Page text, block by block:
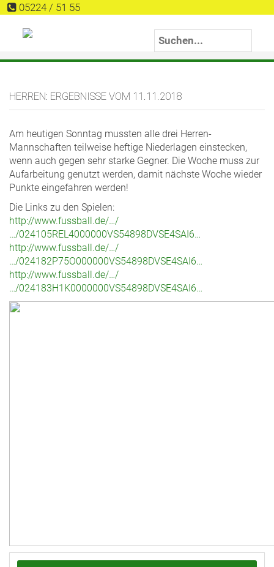
05224 / 51 55
HERREN: ERGEBNISSE VOM 11.11.2018
Am heutigen Sonntag mussten alle drei Herren-
Mannschaften teilweise heftige Niederlagen einstecken,
wenn auch gegen sehr starke Gegner. Die Woche muss zur
Aufarbeitung genutzt werden, damit nächste Woche wieder
Punkte eingefahren werden!
Die Links zu den Spielen:
http://www.fussball.de/…/
…/024105REL4000000VS54898DVSE4SAI6…
http://www.fussball.de/…/
…/024182P75O000000VS54898DVSE4SAI6…
http://www.fussball.de/…/
…/024183H1K0000000VS54898DVSE4SAI6…